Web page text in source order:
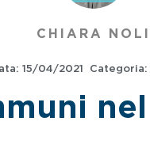
CHIARA NOLI
15/04/2021 Categoria: